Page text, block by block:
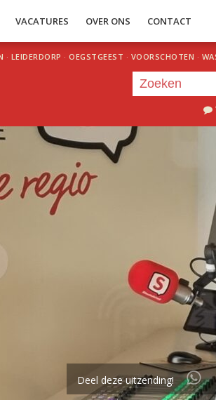
VACATURES OVER ONS CONTACT
· LEIDERDORP · OEGSTGEEST · VOORSCHOTEN ·
Deel deze uitzending!